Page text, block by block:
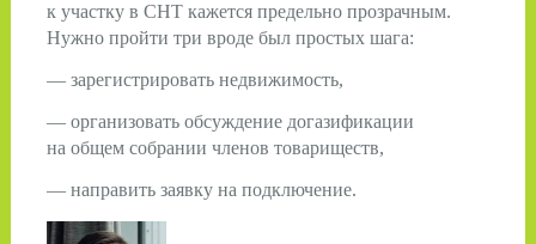
к участку в СНТ кажется предельно прозрачным.
Нужно пройти три вроде был простых шага:
— зарегистрировать недвижимость,
— организовать обсуждение догазификации
на общем собрании членов товариществ,
— направить заявку на подключение.